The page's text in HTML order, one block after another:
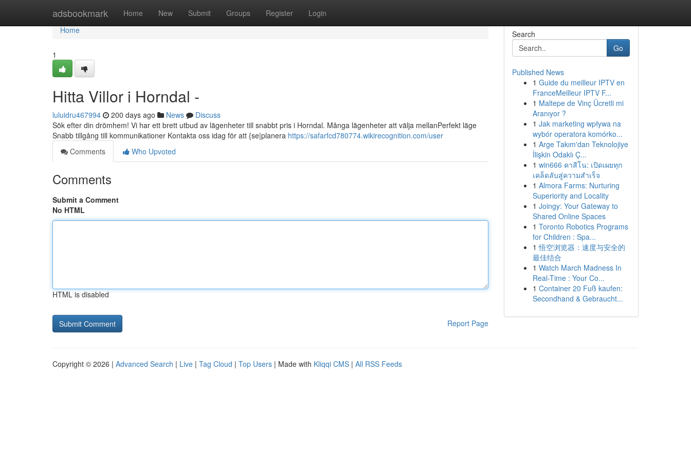
adsbookmark Home New Submit Groups Register Login
Home
Home
1
Hitta Villor i Horndal -
luluidru467994 200 days ago News
Discuss
Sök efter din drömhem! Vi har ett brett utbud av lägenheter till snabbt pris i Horndal. Många lägenheter att välja mellanPerfekt läge
Snabb tillgång till kommunikationer Kontakta oss idag för att {se|planera https://safarfcd780774.wikirecognition.com/user
Comments
Who Upvoted
Comments
Submit a Comment
No HTML
HTML is disabled
Report Page
Search
Go
Published News
1 Guide du meilleur IPTV en
FranceMeilleur IPTV F...
1 Maltepe de Vinç Ücretli mi
Aranıyor ?
1 Jak marketing wpływa na
wybór operatora komórko...
1 Arge Takım'dan Teknolojiye
İlişkin Odaklı Ç...
1 win666 คาสิโน: เปิดเผยทุก
เคล็ดลับสู่ความสำเร็จ
1 Almora Farms: Nurturing
Superiority and Locality
1 Joingy: Your Gateway to
Shared Online Spaces
1 Toronto Robotics Programs
for Children : Spa...
1 悟空浏览器：速度与安全的
最佳结合
1 Watch March Madness In
Real-Time : Your Co...
1 Container 20 Fuß kaufen:
Secondhand & Gebraucht...
Copyright © 2026 | Advanced Search | Live | Tag Cloud | Top Users | Made with Kliqqi CMS | All RSS Feeds